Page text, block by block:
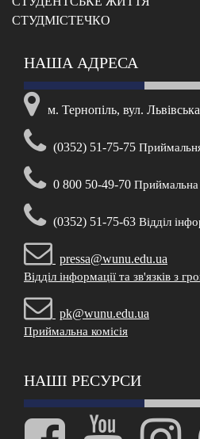
CТУДМІСТЕЧКО
НАША АДРЕСА
м. Тернопіль, вул. Львівська
(0352) 51-75-75
0 800 50-49-70 Приймальна
(0352) 51-75-63 Відділ
pressa@wunu.edu.ua
Відділ інформації та зв'язків з
pk@wunu.edu.ua
Приймальна комісія
НАШІ РЕСУРСИ